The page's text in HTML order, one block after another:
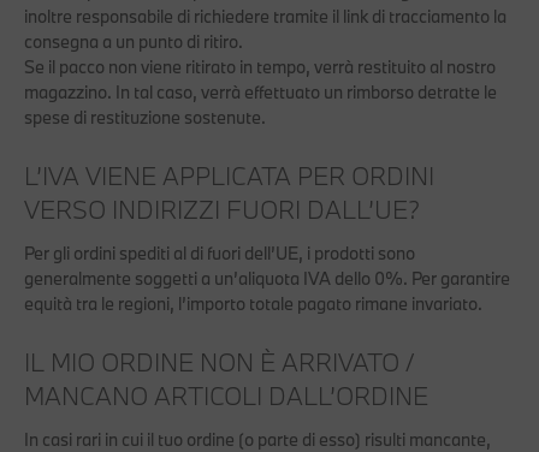
inoltre responsabile di richiedere tramite il link di tracciamento la
consegna a un punto di ritiro.
Se il pacco non viene ritirato in tempo, verrà restituito al nostro
magazzino. In tal caso, verrà effettuato un rimborso detratte le
spese di restituzione sostenute.
L’IVA VIENE APPLICATA PER ORDINI
VERSO INDIRIZZI FUORI DALL’UE?
Per gli ordini spediti al di fuori dell’UE, i prodotti sono
generalmente soggetti a un’aliquota IVA dello 0%. Per garantire
equità tra le regioni, l’importo totale pagato rimane invariato.
IL MIO ORDINE NON È ARRIVATO /
MANCANO ARTICOLI DALL’ORDINE
In casi rari in cui il tuo ordine (o parte di esso) risulti mancante,